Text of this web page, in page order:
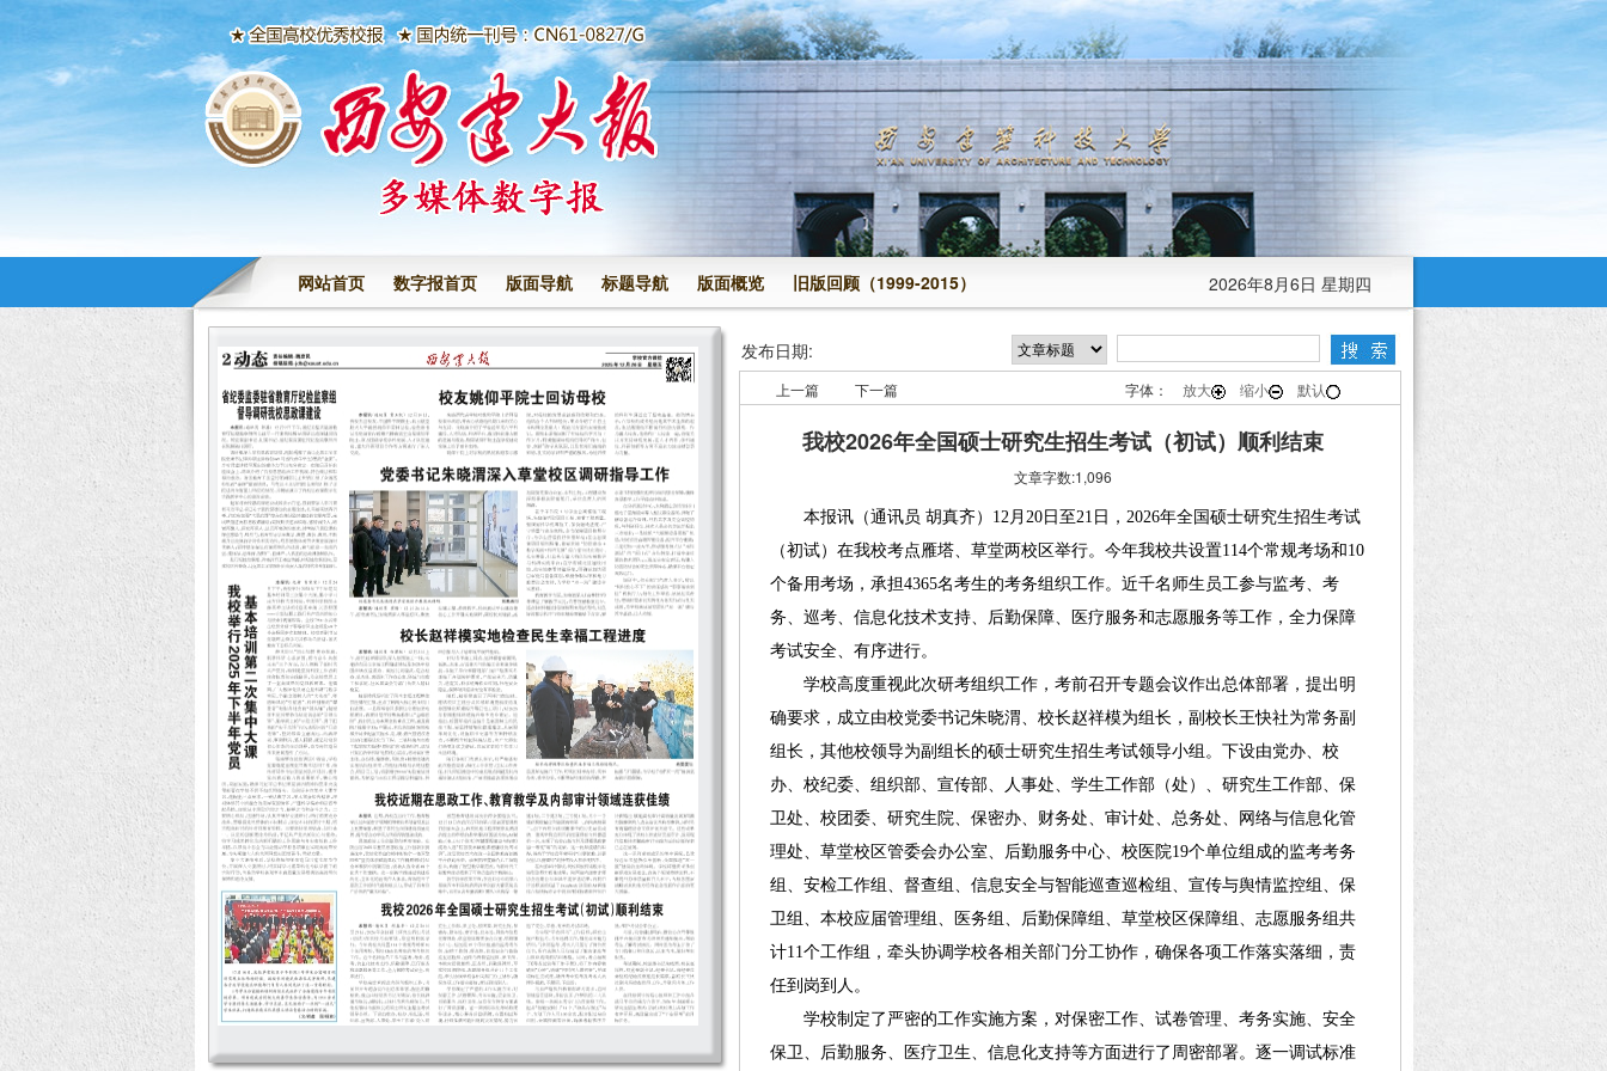
网站首页 数字报首页 版面导航 标题导航 版面概览 旧版回顾（1999-2015） 2026年8月6日 星期四
发布日期:
上一篇 下一篇 字体： 放大 缩小 默认
我校2026年全国硕士研究生招生考试（初试）顺利结束
文章字数:1,096
本报讯 （通讯员 胡真齐 ）12月20日至21日，2026年全国硕士研究生招生考试
（初试）在我校考点雁塔、草堂两校区举行。今年我校共设置114个常规考场和10
个备用考场，承担4365名考生的考务组织工作。近千名师生员工参与监考、考
务、巡考、信息化技术支持、后勤保障、医疗服务和志愿服务等工作，全力保障
考试安全、有序进行。
学校高度重视此次研考组织工作，考前召开专题会议作出总体部署，提出明
确要求，成立由校党委书记朱晓渭、校长赵祥模为组长，副校长王快社为常务副
组长，其他校领导为副组长的硕士研究生招生考试领导小组。下设由党办、校
办、校纪委、组织部、宣传部、人事处、学生工作部（处）、研究生工作部、保
卫处、校团委、研究生院、保密办、财务处、审计处、总务处、网络与信息化管
理处、草堂校区管委会办公室、后勤服务中心、校医院19个单位组成的监考考务
组、安检工作组、督查组、信息安全与智能巡查巡检组、宣传与舆情监控组、保
卫组、本校应届管理组、医务组、后勤保障组、草堂校区保障组、志愿服务组共
计11个工作组，牵头协调学校各相关部门分工协作，确保各项工作落实落细，责
任到岗到人。
学校制定了严密的工作实施方案，对保密工作、试卷管理、考务实施、安全
保卫、后勤服务、医疗卫生、信息化支持等方面进行了周密部署。逐一调试标准